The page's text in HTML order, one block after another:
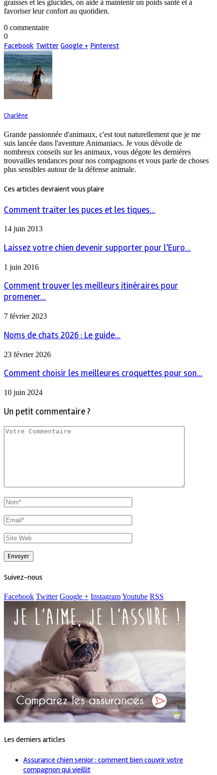
graisses et les glucides, on aide à maintenir un poids santé et à
favoriser leur confort au quotidien.
0 commentaire
0
Facebook Twitter Google + Pinterest
Charlène
Grande passionnée d'animaux, c'est tout naturellement que je me
suis lancée dans l'aventure Animaniacs. Je vous dévoile de
nombreux conseils sur les animaux, vous dégote les dernières
trouvailles tendances pour nos compagnons et vous parle de choses
plus sensibles autour de la défense animale.
Ces articles devraient vous plaire
Comment traiter les puces et les tiques...
14 juin 2013
Laissez votre chien devenir supporter pour l’Euro...
1 juin 2016
Comment trouver les meilleurs itinéraires pour
promener...
7 février 2023
Noms de chats 2026 : Le guide...
23 février 2026
Comment choisir les meilleures croquettes pour son...
10 juin 2024
Un petit commentaire ?
Suivez-nous
Facebook Twitter Google + InstagramYoutube RSS
Les derniers articles
Assurance chien senior : comment bien couvrir votre
compagnon qui vieillit